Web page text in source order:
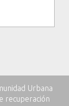
Urbana
recuperación